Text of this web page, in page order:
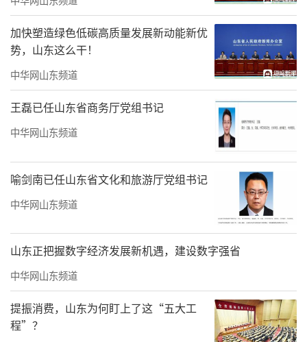
教育真正“声”入人心，凝聚力量。
加快塑造绿色低碳高质量发展新动能新优
势，山东这么干！
中华网山东频道
王磊已任山东省商务厅党组书记
中华网山东频道
喻剑南已任山东省文化和旅游厅党组书记
中华网山东频道
山东正把握数字经济发展新机遇，建设数字强省
中华网山东频道
提振消费，山东为何盯上了这“五大工
程”？